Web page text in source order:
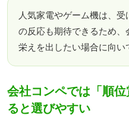
人気家電やゲーム機は、
の反応も期待できるため
栄えを出したい場合に向い
会社コンペでは「順
ると選びやすい